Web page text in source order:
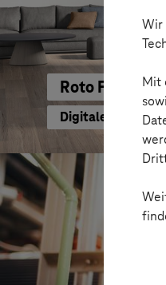
Wir
Mit
Roto Frank
Digitales